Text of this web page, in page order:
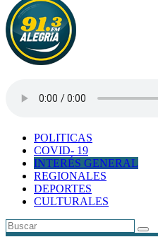
POLITICAS
COVID- 19
INTERÉS GENERAL
REGIONALES
DEPORTES
CULTURALES